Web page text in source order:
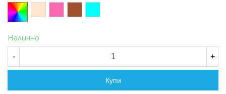
Произволен/
микс
Налично
- +
Купи